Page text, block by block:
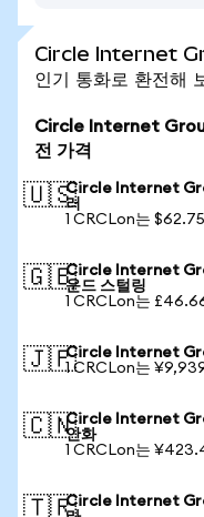
Circle Internet
인기 통화로 환전해
Circle Internet
전 가격
🇺🇸Circle Internet
러
1 CRCLon는
🇬🇧Circle Internet
운드 스털링
1 CRCLon는
🇯🇵Circle Internet
1 CRCLon는
🇨🇳Circle Internet
안화
1 CRCLon는
🇹🇷Circle Internet